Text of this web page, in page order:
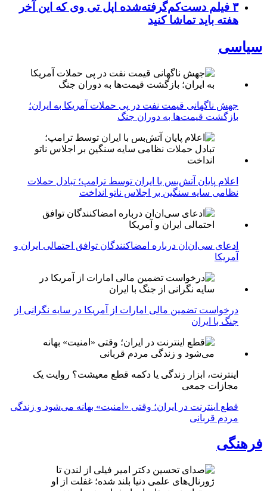
۳ فیلم دست‌کم‌گرفته‌شده اپل تی وی که این آخر
هفته باید تماشا کنید
سیاسی
جهش ناگهانی قیمت نفت در پی حملات آمریکا به ایران؛
بازگشت قیمت‌ها به دوران جنگ
اعلام پایان آتش‌بس با ایران توسط ترامپ؛ تبادل حملات
نظامی سایه سنگین بر اجلاس ناتو انداخت
ادعای سی‌ان‌ان درباره امضاکنندگان توافق احتمالی ایران و
آمریکا
درخواست تضمین مالی امارات از آمریکا در سایه نگرانی از
جنگ با ایران
اینترنت، ابزار زندگی یا دکمه قطع معیشت؟ روایت یک
مجازات جمعی
قطع اینترنت در ایران؛ وقتی «امنیت» بهانه می‌شود و زندگی
مردم قربانی
فرهنگی